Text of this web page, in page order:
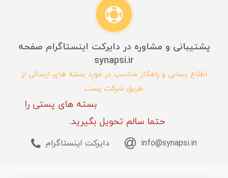
پشتیبانی و مشاوره در دایرکت اینستاگرام صفحه
synapsi.ir
اطلاع رسانی و راهکار مناسب در مورد بسته های ارسالی از
طریق شرکت پست
بسته های پستی را
حتما سالم تحویل بگیرید.
info@synapsi.in دایرکت اینستاگرام